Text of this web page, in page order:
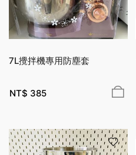
7L攪拌機專用防塵套
NT$ 385